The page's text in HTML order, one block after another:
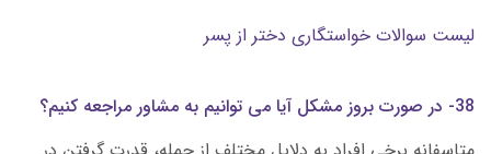
لیست سوالات خواستگاری دختر از پسر
38- در صورت بروز مشکل آیا می توانیم به مشاور مراجعه کنیم؟